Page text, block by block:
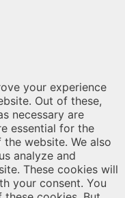
your experience
Out of these,
necessary are
essential for the
website. We also
analyze and
These cookies will
your consent. You